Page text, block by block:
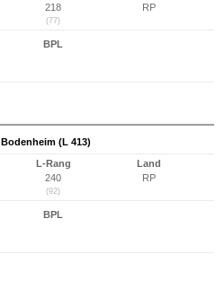
218
(77)
RP
BPL
(L 413)
L-Rang
240
(92)
Land
RP
BPL